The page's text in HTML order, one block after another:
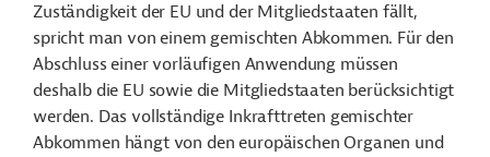
Zuständigkeit der EU und der Mitgliedstaaten fällt,
spricht man von einem gemischten Abkommen. Für den
Abschluss einer vorläufigen Anwendung müssen
deshalb die EU sowie die Mitgliedstaaten berücksichtigt
werden. Das vollständige Inkrafttreten gemischter
Abkommen hängt von den europäischen Organen und